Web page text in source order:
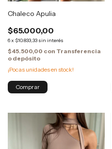
Chaleco Apulia
$65.000,00
6x $10.833,33 sin interés
$45.500,00 con Transferencia
o depósito
¡Pocas unidades en stock!
Comprar